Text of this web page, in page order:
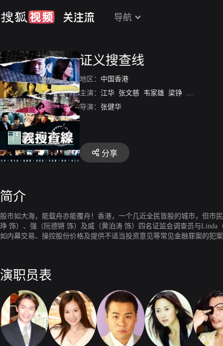
导航
证义搜查线
地区： 中国香港
主演： 江华 张文慈 韦家雄 梁铮 单立文
导演： 张健华
分享
简介
股市如大海，能载舟亦能覆舟！香港，一个几近全民皆股的城市，但市
琤 饰）、强（阮德锵 饰）及威（黄泊涛 饰）四名证监会调查员与
如内幕交易、操控股份价格及提供不适当投资意见等常见金融罪案的犯
演职员表